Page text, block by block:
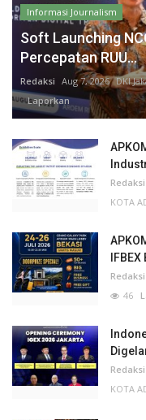
Informasi Journalism
Soft Launching
Percepatan RUU...
Redaksi Aug 7, 2026 DKI
Laporkan
Redaksi
KOTA
Redaksi
46
Redaksi
KOTA